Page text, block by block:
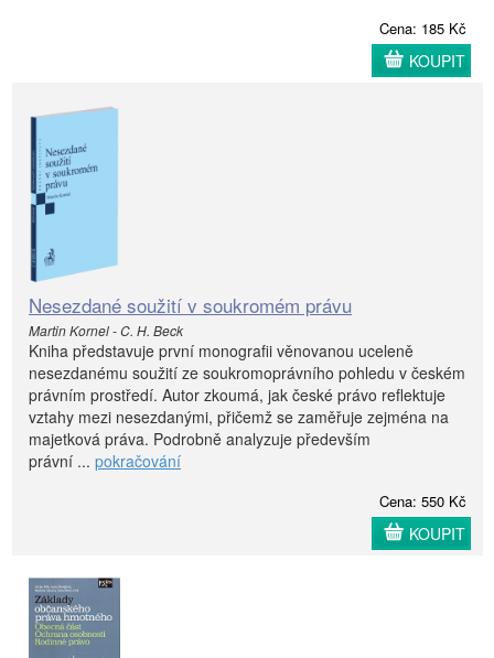
Cena: 185 Kč
KOUPIT
Nesezdané soužití v soukromém právu
Martin Kornel - C. H. Beck
Kniha představuje první monografii věnovanou uceleně
nesezdanému soužití ze soukromoprávního pohledu v českém
právním prostředí. Autor zkoumá, jak české právo reflektuje
vztahy mezi nesezdanými, přičemž se zaměřuje zejména na
majetková práva. Podrobně analyzuje především
právní ... pokračování
Cena: 550 Kč
KOUPIT